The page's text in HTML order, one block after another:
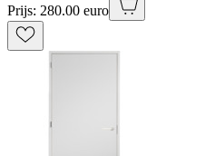
Prijs: 280.00 euro